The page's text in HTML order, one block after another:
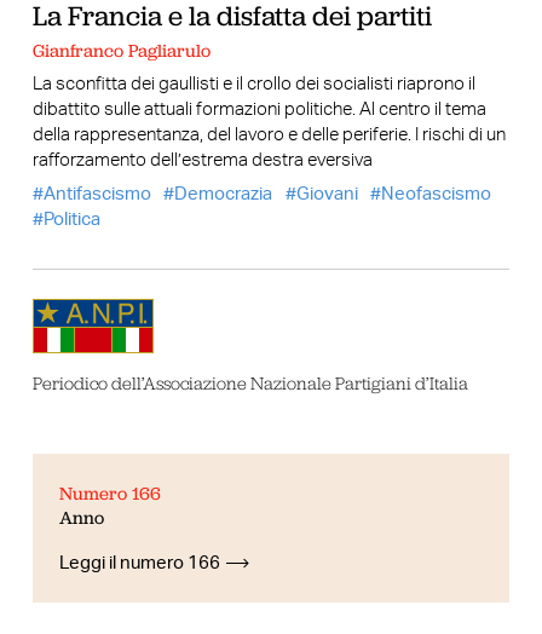
La Francia e la disfatta dei partiti
Gianfranco Pagliarulo
La sconfitta dei gaullisti e il crollo dei socialisti riaprono il
dibattito sulle attuali formazioni politiche. Al centro il tema
della rappresentanza, del lavoro e delle periferie. I rischi di un
rafforzamento dell’estrema destra eversiva
Antifascismo
Democrazia Giovani
Neofascismo
Politica
Periodico dell’Associazione Nazionale Partigiani d’Italia
Numero 166
Anno
Leggi il numero 166